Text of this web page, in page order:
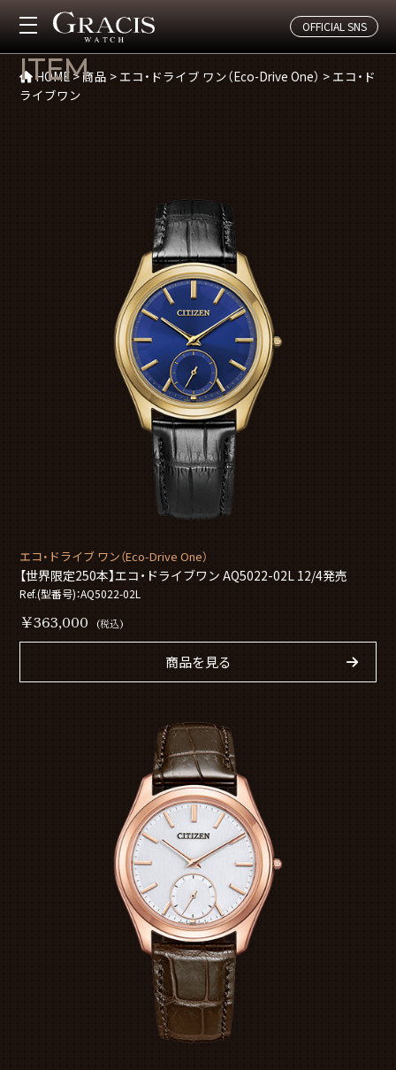
OFFICIAL SNS
商品(エコ・ドライブワン)
ITEM
HOME>商品 > エコ・ドライブ ワン（Eco-Drive One） > エコ・ド
ライブワン
エコ・ドライブ ワン（Eco-Drive One）
【世界限定250本】エコ・ドライブワン AQ5022-02L 12/4発売
Ref.(型番号)：AQ5022-02L
￥363,000 (税込)
商品を見る